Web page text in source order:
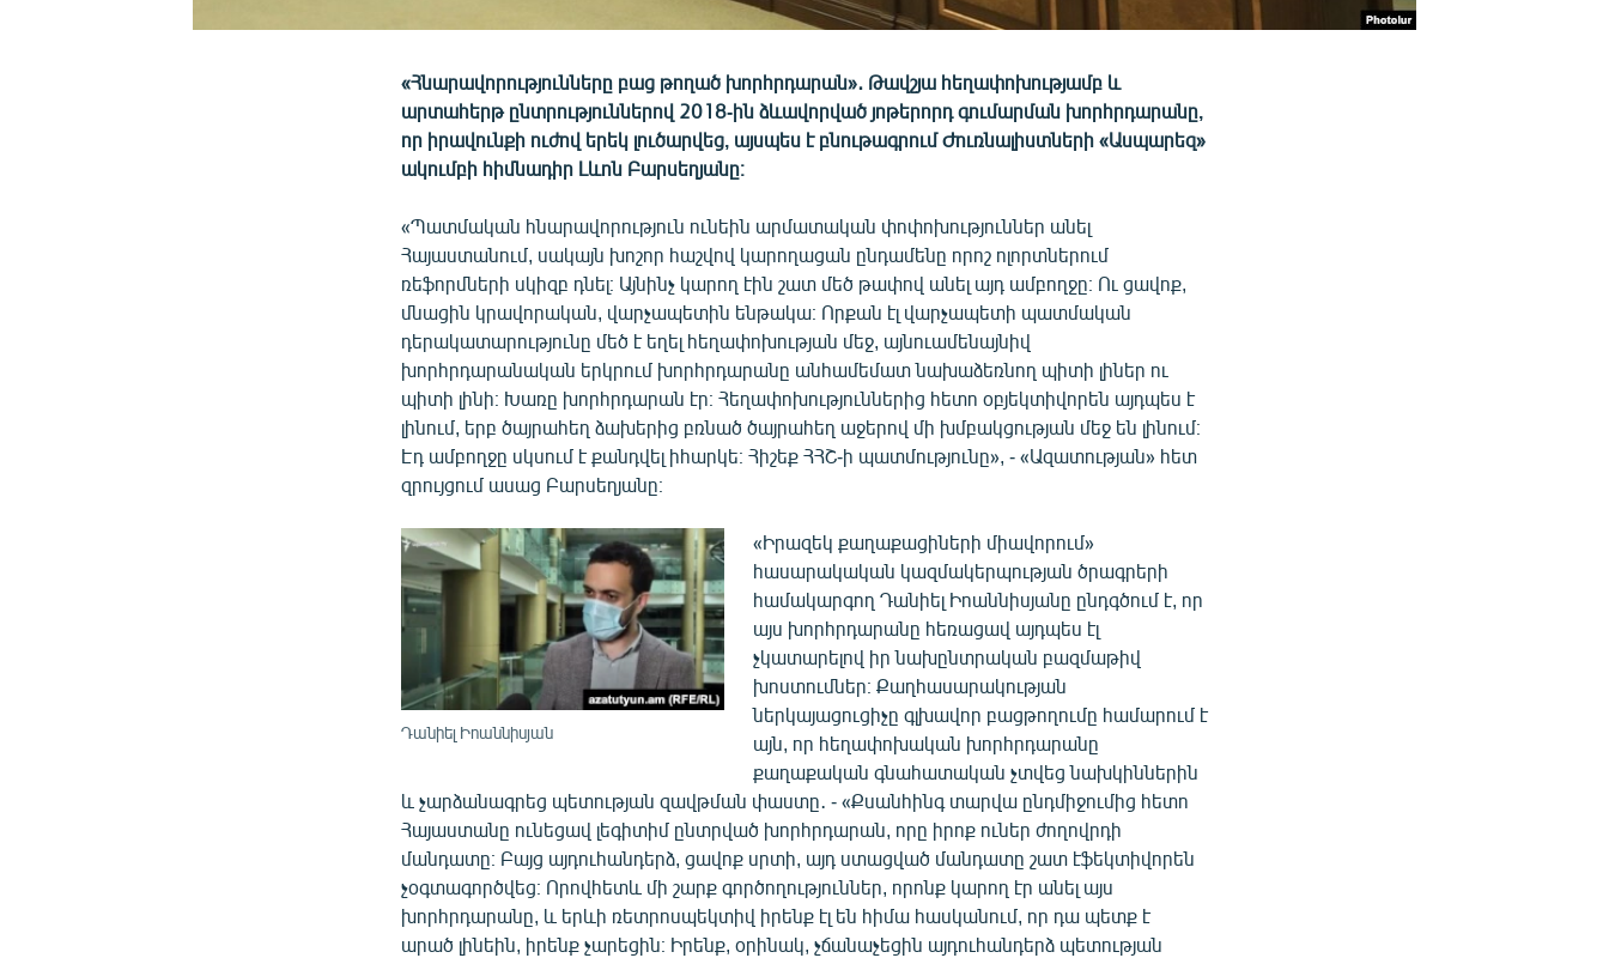
«Հնարավորությունները բաց թողած խորհրդարան»․ Թավշյա հեղափոխությամբ և
արտահերթ ընտրություններով 2018-ին ձևավորված յոթերորդ գումարման խորհրդարանը,
որ իրավունքի ուժով երեկ լուծարվեց, այսպես է բնութագրում Ժուռնալիստների «Ասպարեզ»
ակումբի հիմնադիր Լևոն Բարսեղյանը։
«Պատմական հնարավորություն ունեին արմատական փոփոխություններ անել
Հայաստանում, սակայն խոշոր հաշվով կարողացան ընդամենը որոշ ոլորտներում
ռեֆորմների սկիզբ դնել։ Այնինչ կարող էին շատ մեծ թափով անել այդ ամբողջը։ Ու ցավոք,
մնացին կրավորական, վարչապետին ենթակա։ Որքան էլ վարչապետի պատմական
դերակատարությունը մեծ է եղել հեղափոխության մեջ, այնուամենայնիվ
խորհրդարանական երկրում խորհրդարանը անհամեմատ նախաձեռնող պիտի լիներ ու
պիտի լինի։ Խառը խորհրդարան էր։ Հեղափոխություններից հետո օբյեկտիվորեն այդպես է
լինում, երբ ծայրահեղ ձախերից բռնած ծայրահեղ աջերով մի խմբակցության մեջ են լինում։
Էդ ամբողջը սկսում է քանդվել իհարկե։ Հիշեք ՀՀՇ-ի պատմությունը», - «Ազատության» հետ
զրույցում ասաց Բարսեղյանը։
Դանիել Իոաննիսյան
«Իրազեկ քաղաքացիների միավորում»
հասարակական կազմակերպության ծրագրերի
համակարգող Դանիել Իոաննիսյանը ընդգծում է, որ
այս խորհրդարանը հեռացավ այդպես էլ
չկատարելով իր նախընտրական բազմաթիվ
խոստումներ։ Քաղհասարակության
ներկայացուցիչը գլխավոր բացթողումը համարում է
այն, որ հեղափոխական խորհրդարանը
քաղաքական գնահատական չտվեց նախկիններին
և չարձանագրեց պետության զավթման փաստը․ - «Քսանհինգ տարվա ընդմիջումից հետո
Հայաստանը ունեցավ լեգիտիմ ընտրված խորհրդարան, որը իրոք ուներ ժողովրդի
մանդատը։ Բայց այդուհանդերձ, ցավոք սրտի, այդ ստացված մանդատը շատ էֆեկտիվորեն
չօգտագործվեց։ Որովհետև մի շարք գործողություններ, որոնք կարող էր անել այս
խորհրդարանը, և երևի ռետրոսպեկտիվ իրենք էլ են հիմա հասկանում, որ դա պետք է
արած լինեին, իրենք չարեցին։ Իրենք, օրինակ, չճանաչեցին այդուհանդերձ պետության